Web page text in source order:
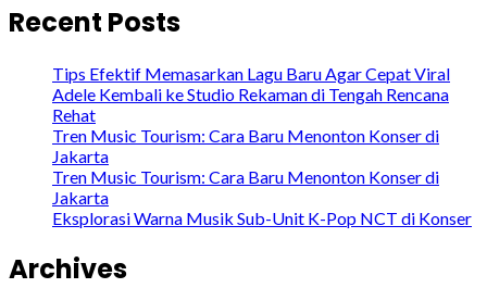
Recent Posts
Tips Efektif Memasarkan Lagu Baru Agar Cepat Viral
Adele Kembali ke Studio Rekaman di Tengah Rencana
Rehat
Tren Music Tourism: Cara Baru Menonton Konser di
Jakarta
Tren Music Tourism: Cara Baru Menonton Konser di
Jakarta
Eksplorasi Warna Musik Sub-Unit K-Pop NCT di Konser
Archives